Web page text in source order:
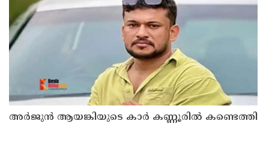
ദിപ്കെ
അർജുൻ ആയങ്കിയുടെ കാർ കണ്ണൂരിൽ കണ്ടെത്തി